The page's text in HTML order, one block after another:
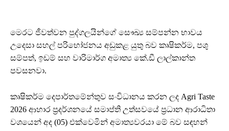
මෙරට ජීවත්වන පුද්ගලයින්ගේ සෞඛ්‍ය සම්පන්න භාවය
උදෙසා සහල් පරිභෝජනය අඩුකළ යුතු බව කෘෂිකර්ම, පශු
සම්පත්, ඉඩම් සහ වාරිමාර්ග අමාත්‍ය කේ.ඩී ලාල්කාන්ත
පවසනවා.
කෘෂිකර්ම දෙපාර්තමේන්තුව සංවිධානය කරන ලද Agri Taste
2026 ආහාර ප්‍රදර්ශනයේ සමාප්ති උත්සවයේ ප්‍රධාන ආරාධිතා
වශයෙන් අද (05) එක්වෙමින් අමාත්‍යවරයා මේ බව සඳහන්